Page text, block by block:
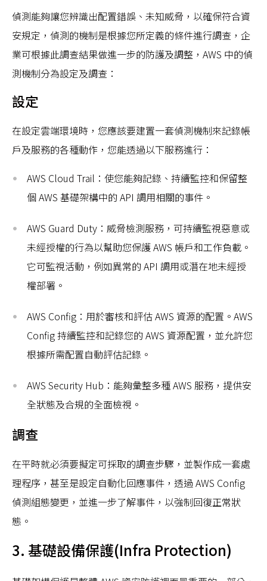
偵測能夠讓您辨識出配置錯誤、未知威脅，以確保符合資
安規定，偵測的機制是根據您所定義的條件進行調查，企
業可根據此調查結果做進一步的防護及調整，AWS 中的偵
測機制分為設定及調查：
設定
在設定雲端環境時，您應該要建置一套偵測機制來記錄帳
戶及服務的各種動作，您能透過以下服務進行：
AWS Cloud Trail：使您能夠記錄、持續監控和保留整
個 AWS 基礎架構中的 API 調用相關的事件。
AWS Guard Duty：威脅檢測服務，可持續監視惡意或
未經授權的行為以幫助您保護 AWS 帳戶和工作負載。
它可監視活動，例如異常的 API 調用或潛在地未經授
權部署。
AWS Config：用於審核和評估 AWS 資源的配置。AWS
Config 持續監控和記錄您的 AWS 資源配置，並允許您
根據所需配置自動評估記錄。
AWS Security Hub：能夠彙整多種 AWS 服務，提供安
全狀態及合規的全面檢視。
調查
在平時就必須要擬定可採取的調查步驟，並製作成一套處
理程序，甚至是設定自動化回應事件，透過 AWS Config
偵測組態變更，並進一步了解事件，以強制回復正常狀
態。
3. 基礎設備保護(Infra Protection)